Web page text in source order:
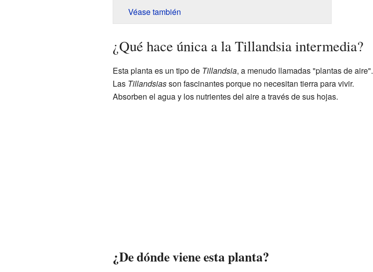
Véase también
¿Qué hace única a la Tillandsia intermedia?
Esta planta es un tipo de Tillandsia, a menudo llamadas "plantas de aire".
Las Tillandsiasson fascinantes porque no necesitan tierra para vivir.
Absorben el agua y los nutrientes del aire a través de sus hojas.
¿De dónde viene esta planta?